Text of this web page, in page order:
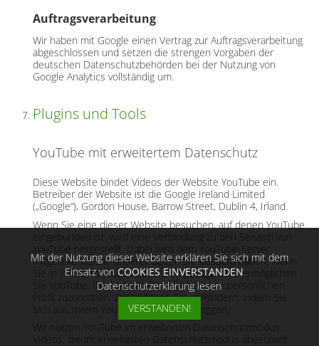
Auftragsverarbeitung
Wir haben mit Google einen Vertrag zur Auftragsverarbeitung
abgeschlossen und setzen die strengen Vorgaben der
deutschen Datenschutzbehörden bei der Nutzung von
Google Analytics vollständig um.
Plugins und Tools
YouTube mit erweitertem Datenschutz
Diese Website bindet Videos der Website YouTube ein.
Betreiber der Website ist die Google Ireland Limited
(„Google”), Gordon House, Barrow Street, Dublin 4, Irland.
Wenn Sie eine dieser Website besuchen, auf denen YouTube
eingebunden ist, wird eine Verbindung zu den Servern von
YouTube hergestellt. Dabei wird dem YouTube-Server
mitgeteilt, welche unserer Seiten Sie besucht haben. Wenn
Sie in Ihrem YouTube-Account eingeloggt sind, ermöglichen
Sie YouTube, Ihr Surfverhalten direkt Ihrem persönlichen
Profil zuzuordnen. Dies können Sie verhindern, indem Sie
sich aus Ihrem YouTube-Account ausloggen.
Wir nutzen YouTube im erweiterten Datenschutzmodus.
Videos, die im erweiterten Datenschutzmodus abgespielt
Mit der Nutzung dieser Website erklären Sie sich mit dem
Einsatz vonCOOKIES EINVERSTANDEN.
Datenschutzerklärung lesen
VERSTANDEN!